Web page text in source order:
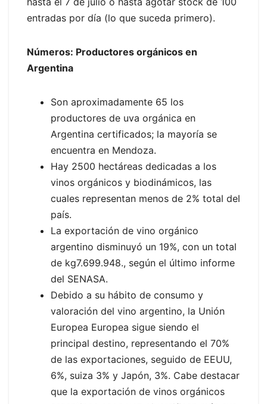
entradas por día (lo que suceda primero).
Números: Productores orgánicos en
Argentina
Son aproximadamente 65 los
productores de uva orgánica en
Argentina certificados; la mayoría se
encuentra en Mendoza.
Hay 2500 hectáreas dedicadas a los
vinos orgánicos y biodinámicos, las
cuales representan menos de 2% total del
país.
La exportación de vino orgánico
argentino disminuyó un 19%, con un total
de kg7.699.948., según el último informe
del SENASA.
Debido a su hábito de consumo y
valoración del vino argentino, la Unión
Europea Europea sigue siendo el
principal destino, representando el 70%
de las exportaciones, seguido de EEUU,
6%, suiza 3% y Japón, 3%. Cabe destacar
que la exportación de vinos orgánicos